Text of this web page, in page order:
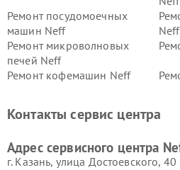
Ремонт посудомоечных
машин Neff
Neff
Ремонт микроволновых
печей Neff
Ремонт кофемашин Neff
Контакты сервис центра
Адрес сервисного центра
г. Казань, улица Достоевского, 40